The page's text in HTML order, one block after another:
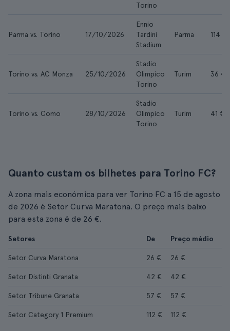
Torino
Parma vs. Torino 17/10/2026
Ennio
Tardini
Stadium
Parma 114 €
Torino vs. AC Monza 25/10/2026
Stadio
Olimpico
Torino
Turim 36 €
Torino vs. Como 28/10/2026
Stadio
Olimpico
Torino
Turim 41 €
Quanto custam os bilhetes para Torino FC?
A zona mais económica para ver Torino FC a 15 de agosto
de 2026 é Setor Curva Maratona. O preço mais baixo
para esta zona é de 26 €.
Setores De Preço médio
Setor Curva Maratona 26 € 26 €
Setor Distinti Granata 42 € 42 €
Setor Tribune Granata 57 € 57 €
Setor Category 1 Premium 112 € 112 €